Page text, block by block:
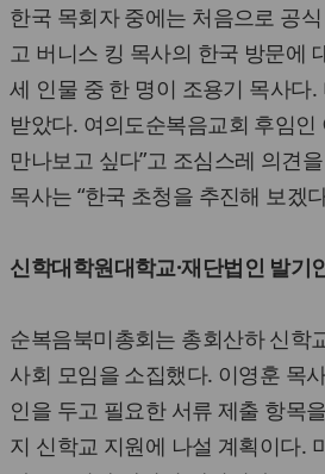
한국 목회자 중에는 처음으로 공
고 버니스 킹 목사의 한국 방문에
세 인물 중 한 명이 조용기 목사다
받았다. 여의도순복음교회 후임
만나보고 싶다”고 조심스레 의견
목사는 “한국 초청을 추진해 보겠
신학대학원대학교·재단법인 발기
순복음북미총회는 총회산하 신학
사회 모임을 소집했다. 이영훈 목
인을 두고 필요한 서류 제출 항목
지 신학교 지원에 나설 계획이다.